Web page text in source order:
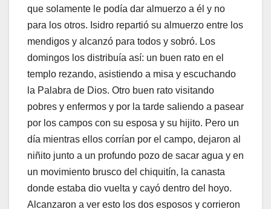
que solamente le podía dar almuerzo a él y no
para los otros. Isidro repartió su almuerzo entre los
mendigos y alcanzó para todos y sobró. Los
domingos los distribuía así: un buen rato en el
templo rezando, asistiendo a misa y escuchando
la Palabra de Dios. Otro buen rato visitando
pobres y enfermos y por la tarde saliendo a pasear
por los campos con su esposa y su hijito. Pero un
día mientras ellos corrían por el campo, dejaron al
niñito junto a un profundo pozo de sacar agua y en
un movimiento brusco del chiquitín, la canasta
donde estaba dio vuelta y cayó dentro del hoyo.
Alcanzaron a ver esto los dos esposos y corrieron